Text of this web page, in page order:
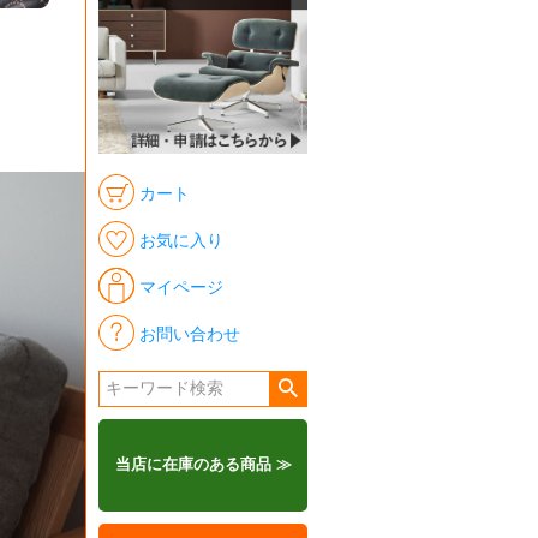
カート
お気に入り
マイページ
お問い合わせ
当店に在庫のある商品 ≫